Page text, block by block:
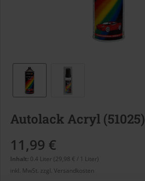
Autolack Acryl (51025)
11,99 €
Inhalt: 0.4 Liter (29,98 € / 1 Liter)
inkl. MwSt. zzgl. Versandkosten